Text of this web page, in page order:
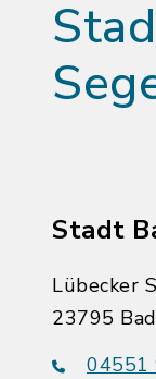
Stadt
Lübecker
23795
04551